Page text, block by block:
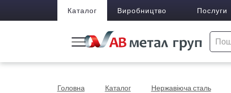
Каталог Виробництво Послуги
Головна Каталог Нержавіюча сталь